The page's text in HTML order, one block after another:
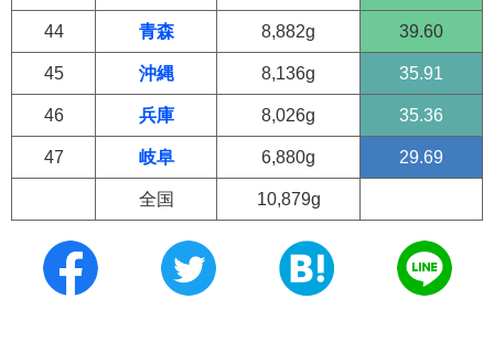
44 青森 8,882g 39.60
45 沖縄 8,136g 35.91
46 兵庫 8,026g 35.36
47 岐阜 6,880g 29.69
全国 10,879g